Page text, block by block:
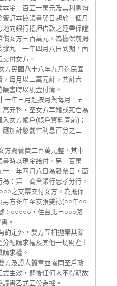
本金二百五十萬元及其利息均
訂本協議書翌日起於一個月
地向銀行抵押借款之連帶保證
女方三百萬元。為擔保前揭
九十一年四月八日到期，面
付女方。
方民國八十八年九月迄民國
，每月以二萬元計，共計六十
書時以現金付清。
一年三月起按月與每月十五
萬元整，至女方再婚或死亡為
女方帳戶(帳戶資料同前)；
加計懲罰性利息百分之二
方贍養費二百萬元整，其中
時以現金給付，另一百萬
一年四月八日為發票日，面
：第一商業銀行忠孝分行，
之支票交付女方。為擔保
男方多年至友張雙祿(○○年○○
：○○○○○，住台北市○○○路
。
約定外，雙方互相拋棄其餘
配請求權及其他一切財產上
求權。
方及證人簽章並協同至戶政
生效，嗣後任何人不得藉故
書乙式五份為據。